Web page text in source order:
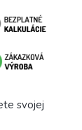
svojej